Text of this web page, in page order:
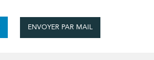
ENVOYER PAR MAIL